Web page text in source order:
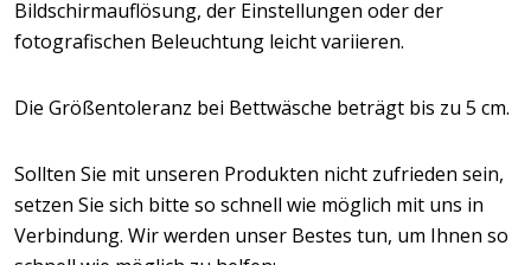
Bildschirmauflösung, der Einstellungen oder der
fotografischen Beleuchtung leicht variieren.
Die Größentoleranz bei Bettwäsche beträgt bis zu 5 cm.
Sollten Sie mit unseren Produkten nicht zufrieden sein,
setzen Sie sich bitte so schnell wie möglich mit uns in
Verbindung. Wir werden unser Bestes tun, um Ihnen so